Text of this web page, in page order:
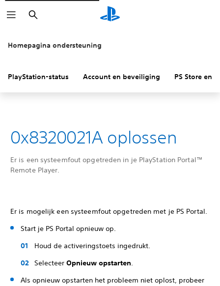
Zoeken
Homepagina ondersteuning
PlayStation-status Account en beveiliging PS Store en
0x8320021A oplossen
Er is een systeemfout opgetreden in je PlayStation Portal™
Remote Player.
Er is mogelijk een systeemfout opgetreden met je PS Portal.
Start je PS Portal opnieuw op.
Houd de activeringstoets ingedrukt.
Selecteer Opnieuw opstarten.
Als opnieuw opstarten het probleem niet oplost, probeer